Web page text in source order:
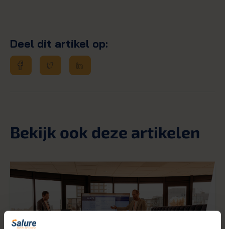
Deel dit artikel op:
Bekijk ook deze artikelen